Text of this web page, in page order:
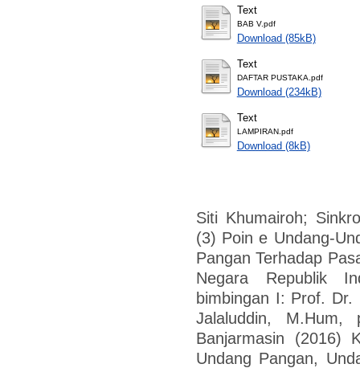
Text
BAB V.pdf
Download (85kB)
Text
DAFTAR PUSTAKA.pdf
Download (234kB)
Text
LAMPIRAN.pdf
Download (8kB)
Siti Khumairoh;
(3) Poin e Undang-
Pangan Terhadap
Negara Republik
bimbingan I: Prof.
Jalaluddin, M.Hum,
Banjarmasin (2016)
Undang Pangan,